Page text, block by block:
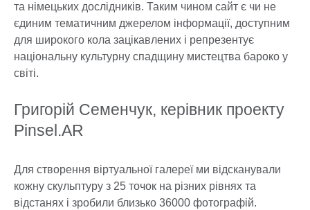
та німецьких дослідників. Таким чином сайт є чи не
єдиним тематичним джерелом інформації, доступним
для широкого кола зацікавлених і репрезентує
національну культурну спадщину мистецтва бароко у
світі.
Григорій Семенчук, керівник проекту
Pinsel.AR
Для створення віртуальної галереї ми відсканували
кожну скульптуру з 25 точок на різних рівнях та
відстанях і зробили близько 36000 фотографій.